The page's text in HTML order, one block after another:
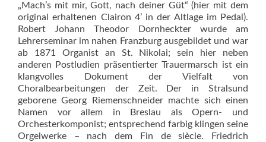
„Mach’s mit mir, Gott, nach deiner Güt“ (hier mit dem
original erhaltenen Clairon 4’ in der Altlage im Pedal).
Robert Johann Theodor Dornheckter wurde am
Lehrerseminar im nahen Franzburg ausgebildet und war
ab 1871 Organist an St. Nikolai; sein hier neben
anderen Postludien präsentierter Trauermarsch ist ein
klangvolles Dokument der Vielfalt von
Choralbearbeitungen der Zeit. Der in Stralsund
geborene Georg Riemenschneider machte sich einen
Namen vor allem in Breslau als Opern- und
Orchesterkomponist; entsprechend farbig klingen seine
Orgelwerke – nach dem Fin de siècle. Friedrich